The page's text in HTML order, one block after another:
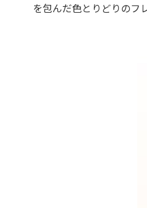
を包んだ色とりどりのフ